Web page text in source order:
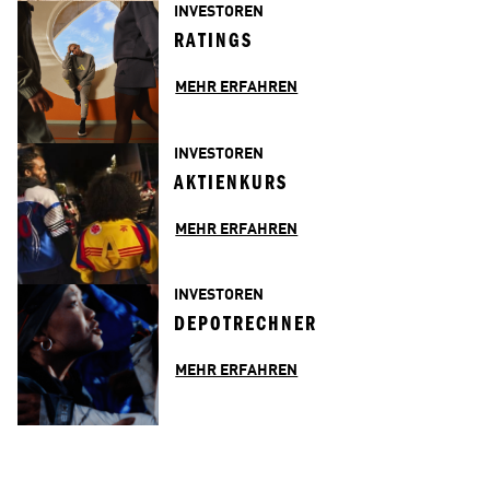
INVESTOREN
RATINGS
MEHR ERFAHREN
INVESTOREN
AKTIENKURS
MEHR ERFAHREN
INVESTOREN
DEPOTRECHNER
MEHR ERFAHREN